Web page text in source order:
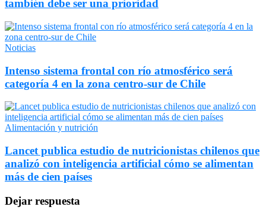
también debe ser una prioridad
Noticias
Intenso sistema frontal con río atmosférico será
categoría 4 en la zona centro-sur de Chile
Alimentación y nutrición
Lancet publica estudio de nutricionistas chilenos que
analizó con inteligencia artificial cómo se alimentan
más de cien países
Dejar respuesta